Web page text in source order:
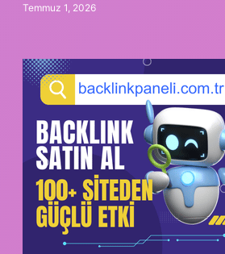
Temmuz 1, 2026